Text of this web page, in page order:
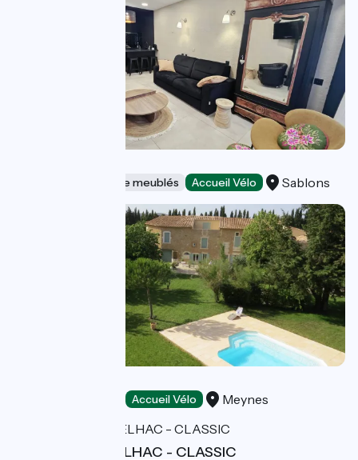
Gîtes et locations de meublés Accueil Vélo Sablons
Accueil Vélo Meynes
DOMAINE DE SELHAC - CLASSIC